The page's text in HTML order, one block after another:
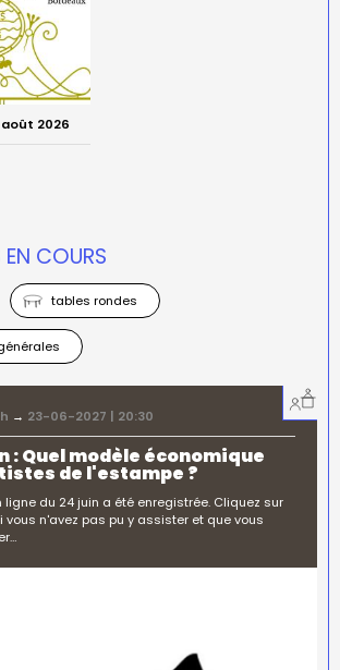
août 2026
COURS
tables rondes
→ 23-06-2027 | 20:30
: Quel modèle économique
de l'estampe ?
ligne du 24 juin a été enregistrée. Cliquez sur
vous n'avez pas pu y assister et que vous